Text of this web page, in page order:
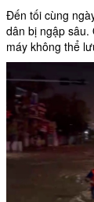
Đến tối cùng
dân bị ngập sâu.
máy không thể